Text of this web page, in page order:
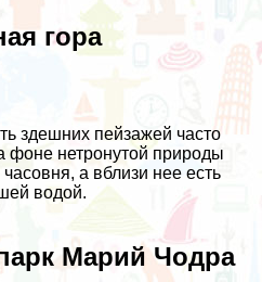
гора
здешних пейзажей часто
нетронутой природы
а вблизи нее есть
водой.
Марий Чодра